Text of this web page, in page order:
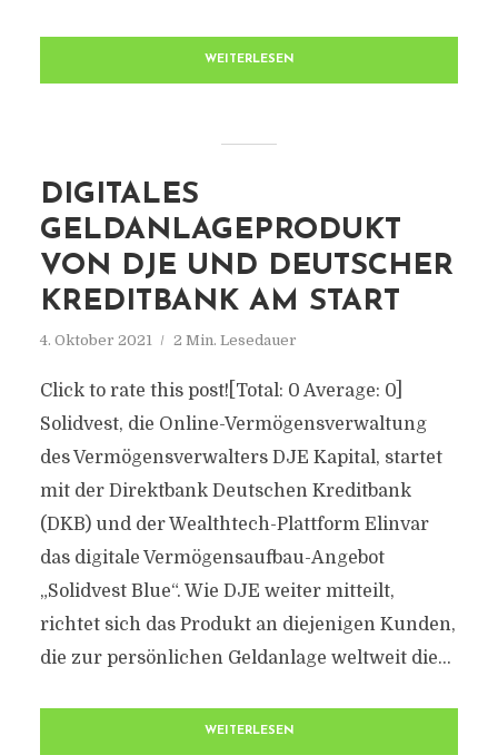
WEITERLESEN
DIGITALES
GELDANLAGEPRODUKT
VON DJE UND DEUTSCHER
KREDITBANK AM START
4. Oktober 2021 2 Min. Lesedauer
Click to rate this post![Total: 0 Average: 0]
Solidvest, die Online-Vermögensverwaltung
des Vermögensverwalters DJE Kapital, startet
mit der Direktbank Deutschen Kreditbank
(DKB) und der Wealthtech-Plattform Elinvar
das digitale Vermögensaufbau-Angebot
„Solidvest Blue“. Wie DJE weiter mitteilt,
richtet sich das Produkt an diejenigen Kunden,
die zur persönlichen Geldanlage weltweit die...
WEITERLESEN